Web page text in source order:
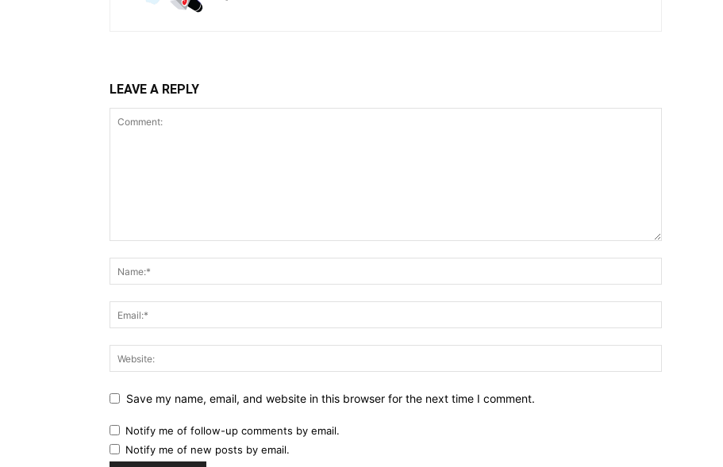
LEAVE A REPLY
Save my name, email, and website in this browser for the next time I comment.
Notify me of follow-up comments by email.
Notify me of new posts by email.